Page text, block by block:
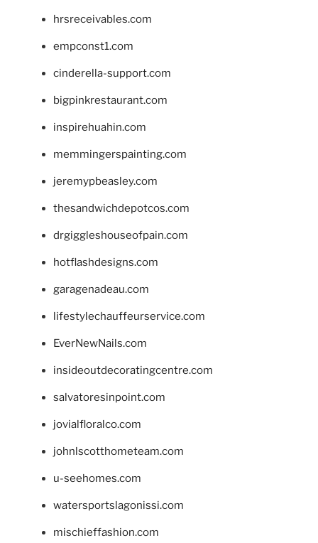
hrsreceivables.com
empconst1.com
cinderella-support.com
bigpinkrestaurant.com
inspirehuahin.com
memmingerspainting.com
jeremypbeasley.com
thesandwichdepotcos.com
drgiggleshouseofpain.com
hotflashdesigns.com
garagenadeau.com
lifestylechauffeurservice.com
EverNewNails.com
insideoutdecoratingcentre.com
salvatoresinpoint.com
jovialfloralco.com
johnlscotthometeam.com
u-seehomes.com
watersportslagonissi.com
mischieffashion.com